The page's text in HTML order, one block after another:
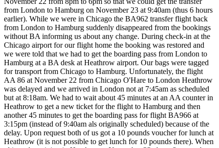
from London to Hamburg on November 23 at 9:40am (thus 6 hours
earlier). While we were in Chicago the BA962 transfer flight back
from London to Hamburg suddenly disappeared from the bookings
without BA informing us about any change. During check-in at the
Chicago airport for our flight home the booking was restored and
we were told that we had to get the boarding pass from London to
Hamburg at a BA desk at Heathrow airport. Our bags were tagged
for transport from Chicago to Hamburg. Unfortunately, the flight
AA 86 at November 22 from Chicago O'Hare to London Heathrow
was delayed and we arrived in London not at 7:45am as scheduled
but at 8:18am. We had to wait about 45 minutes at an AA counter in
Heathrow to get a new ticket for the flight to Hamburg and then
another 45 minutes to get the boarding pass for flight BA966 at
3:15pm (instead of 9:40am als originally scheduled) because of the
delay. Upon request both of us got a 10 pounds voucher for lunch at
Heathrow (it is not possible to get lunch for 10 pounds there). When